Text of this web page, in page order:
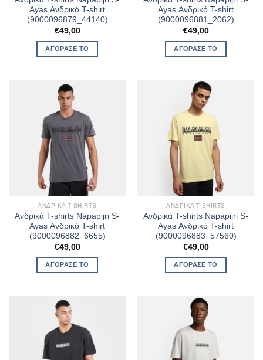
Ayas Ανδρικό T-shirt
(9000096879_44140)
€49,00
ΑΓΌΡΑΣΈ ΤΟ
Ayas Ανδρικό T-shirt
(9000096881_2062)
€49,00
ΑΓΌΡΑΣΈ ΤΟ
ΑΝΔΡΙΚΆ T-SHIRTS
Ανδρικά T-shirts Napapijri S-
Ayas Ανδρικό T-shirt
(9000096882_6655)
€49,00
ΑΓΌΡΑΣΈ ΤΟ
ΑΝΔΡΙΚΆ T-SHIRTS
Ανδρικά T-shirts Napapijri S-
Ayas Ανδρικό T-shirt
(9000096883_57560)
€49,00
ΑΓΌΡΑΣΈ ΤΟ